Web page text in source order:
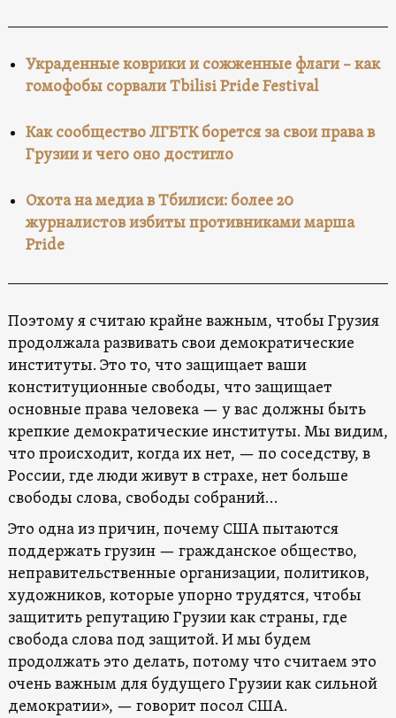
Украденные коврики и сожженные флаги – как
гомофобы сорвали Tbilisi Pride Festival
Как сообщество ЛГБТК борется за свои права в
Грузии и чего оно достигло
Охота на медиа в Тбилиси: более 20
журналистов избиты противниками марша
Pride
Поэтому я считаю крайне важным, чтобы Грузия
продолжала развивать свои демократические
институты. Это то, что защищает ваши
конституционные свободы, что защищает
основные права человека — у вас должны быть
крепкие демократические институты. Мы видим,
что происходит, когда их нет, — по соседству, в
России, где люди живут в страхе, нет больше
свободы слова, свободы собраний…
Это одна из причин, почему США пытаются
поддержать грузин — гражданское общество,
неправительственные организации, политиков,
художников, которые упорно трудятся, чтобы
защитить репутацию Грузии как страны, где
свобода слова под защитой. И мы будем
продолжать это делать, потому что считаем это
очень важным для будущего Грузии как сильной
демократии», — говорит посол США.